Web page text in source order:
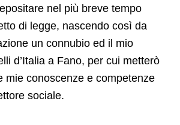
nel più breve tempo
di legge, nascendo così da
un connubio ed il mio
d’Italia a Fano, per cui metterò
mie conoscenze e competenze
sociale.